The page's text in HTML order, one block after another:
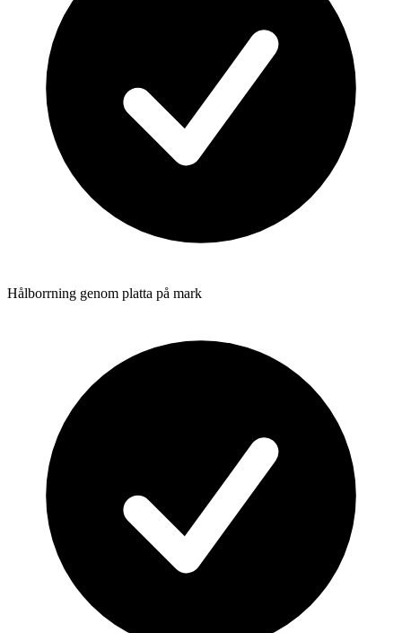
Hålborrning genom platta på mark